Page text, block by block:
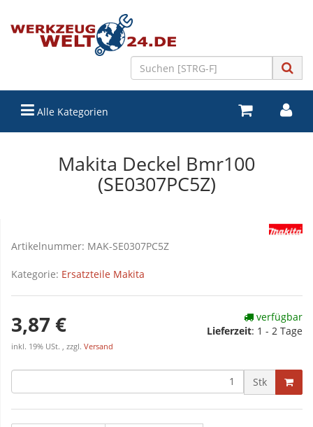
Alle Kategorien
Makita Deckel Bmr100
(SE0307PC5Z)
Artikelnummer: MAK-SE0307PC5Z
Kategorie: Ersatzteile Makita
3,87 €
inkl. 19% USt. , zzgl. Versand
verfügbar
Lieferzeit: 1 - 2 Tage
Stk